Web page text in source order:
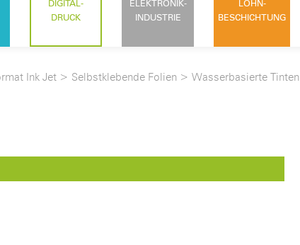
DIGITAL-
DRUCK
ELEKTRONIK-
INDUSTRIE
LOHN-
BESCHICHTUNG
Ink Jet > Selbstklebende Folien > Wasserbasierte Tinten